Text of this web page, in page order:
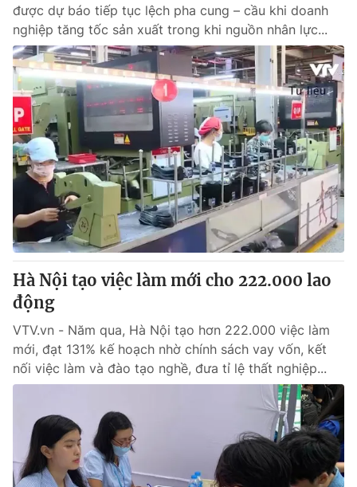
Photo Infographic
Video Shorts video
VTV Money VTV Thể thao
VTV Sức khoẻ Bất động sản
Thị trường 24h Tấm lòng Việt
VTV4 Vươn mình bằng AI
VTV9
Liên hệ tòa soạn English
THỜI BÁO VTV
Theo dõi báo trên
được dự báo tiếp tục lệch pha cung – cầu khi doanh
nghiệp tăng tốc sản xuất trong khi nguồn nhân lực...
Hà Nội tạo việc làm mới cho 222.000 lao
động
VTV.vn - Năm qua, Hà Nội tạo hơn 222.000 việc làm
mới, đạt 131% kế hoạch nhờ chính sách vay vốn, kết
nối việc làm và đào tạo nghề, đưa tỉ lệ thất nghiệp...